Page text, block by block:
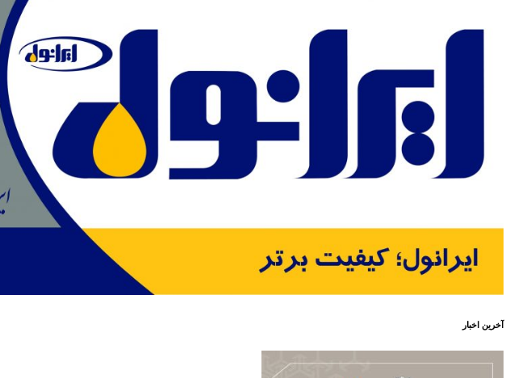
آخرین اخبار